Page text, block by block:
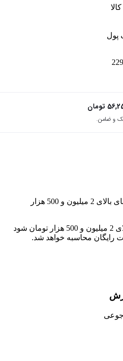
تومان
ارسال رایگان برای سفارش های بالای 2 میلیون و 500 هزار
چنانچه جمع سبد خرید شما بالای 2 میلیون و 500 هزار تومان شود
محاسبه خواهد شد.